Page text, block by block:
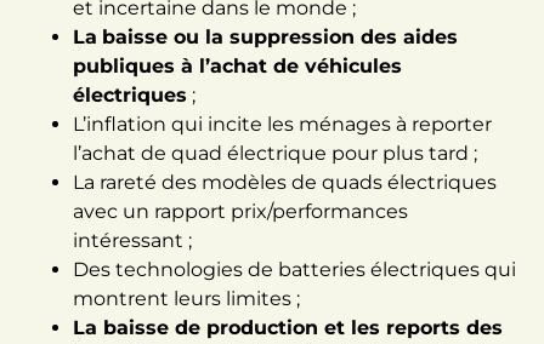
et incertaine dans le monde ;
La baisse ou la suppression des aides
publiques à l’achat de véhicules
électriques ;
L’inflation qui incite les ménages à reporter
l’achat de quad électrique pour plus tard ;
La rareté des modèles de quads électriques
avec un rapport prix/performances
intéressant ;
Des technologies de batteries électriques qui
montrent leurs limites ;
La baisse de production et les reports des